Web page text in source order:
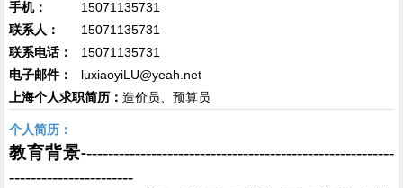
手机：
15071135731
联系人：
15071135731
联系电话：
15071135731
电子邮件：
luxiaoyiLU@yeah.net
上海个人求职简历： 造价员、预算员
个人简历：
教育背景----------------------------------------------------------
-----------------------